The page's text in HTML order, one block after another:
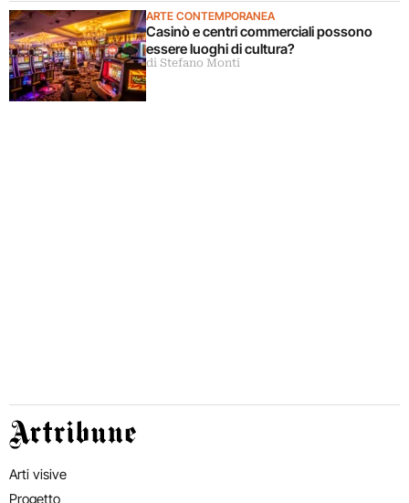
ARTE CONTEMPORANEA
Casinò e centri commerciali possono
essere luoghi di cultura?
di Stefano Monti
Artribune
Arti visive
Progetto